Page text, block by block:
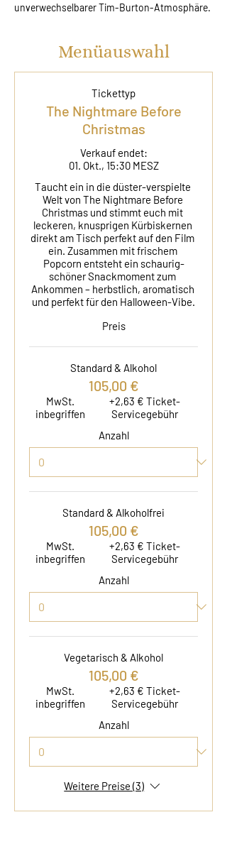
unverwechselbarer Tim-Burton-Atmosphäre.
Menüauswahl
Tickettyp
The Nightmare Before
Christmas
Verkauf endet:
01. Okt., 15:30 MESZ
Taucht ein in die düster-verspielte
Welt von The Nightmare Before
Christmas und stimmt euch mit
leckeren, knusprigen Kürbiskernen
direkt am Tisch perfekt auf den Film
ein. Zusammen mit frischem
Popcorn entsteht ein schaurig-
schöner Snackmoment zum
Ankommen – herbstlich, aromatisch
und perfekt für den Halloween-Vibe.
Preis
Standard & Alkohol
105,00 €
MwSt.
inbegriffen
+2,63 € Ticket-
Servicegebühr
Anzahl
Standard & Alkoholfrei
105,00 €
MwSt.
inbegriffen
+2,63 € Ticket-
Servicegebühr
Anzahl
Vegetarisch & Alkohol
105,00 €
MwSt.
inbegriffen
+2,63 € Ticket-
Servicegebühr
Anzahl
Weitere Preise (3)